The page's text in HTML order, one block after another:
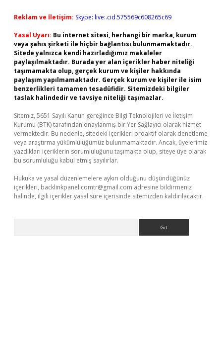
Reklam ve İletişim: Skype: live:.cid.575569c608265c69
Yasal Uyarı: Bu internet sitesi, herhangi bir marka, kurum
veya şahıs şirketi ile hiçbir bağlantısı bulunmamaktadır.
Sitede yalnızca kendi hazırladığımız makaleler
paylaşılmaktadır. Burada yer alan içerikler haber niteliği
taşımamakta olup, gerçek kurum ve kişiler hakkında
paylaşım yapılmamaktadır. Gerçek kurum ve kişiler ile isim
benzerlikleri tamamen tesadüfidir. Sitemizdeki bilgiler
taslak halindedir ve tavsiye niteliği taşımazlar.
Sitemiz, 5651 Sayılı Kanun gereğince Bilgi Teknolojileri ve İletişim
Kurumu (BTK) tarafından onaylanmış bir Yer Sağlayıcı olarak hizmet
vermektedir. Bu nedenle, sitedeki içerikleri proaktif olarak denetleme
veya araştırma yükümlülüğümüz bulunmamaktadır. Ancak, üyelerimiz
yazdıkları içeriklerin sorumluluğunu taşımakta olup, siteye üye olarak
bu sorumluluğu kabul etmiş sayılırlar.
Hukuka ve yasal düzenlemelere aykırı olduğunu düşündüğünüz
içerikleri, backlinkpanelicomtr@gmail.com adresine bildirmeniz
halinde, ilgili içerikler yasal süre içerisinde sitemizden kaldırılacaktır.